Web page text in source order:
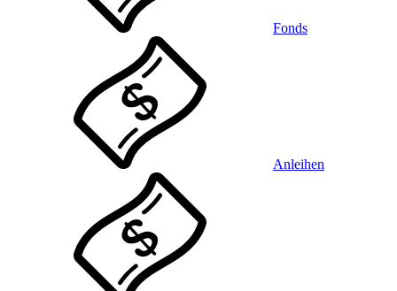
Fonds
Anleihen